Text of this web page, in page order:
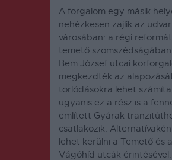
A forgalom egy másik
nehézkesen zajlik az
városában: a régi
temető
Bem József utcai
megkezdték az
torlódásokra lehet
ugyanis ez a rész is a
említett Gyárak
csatlakozik.
lehet kerülni a Temető és a
Vágóhíd utcák érintésével.